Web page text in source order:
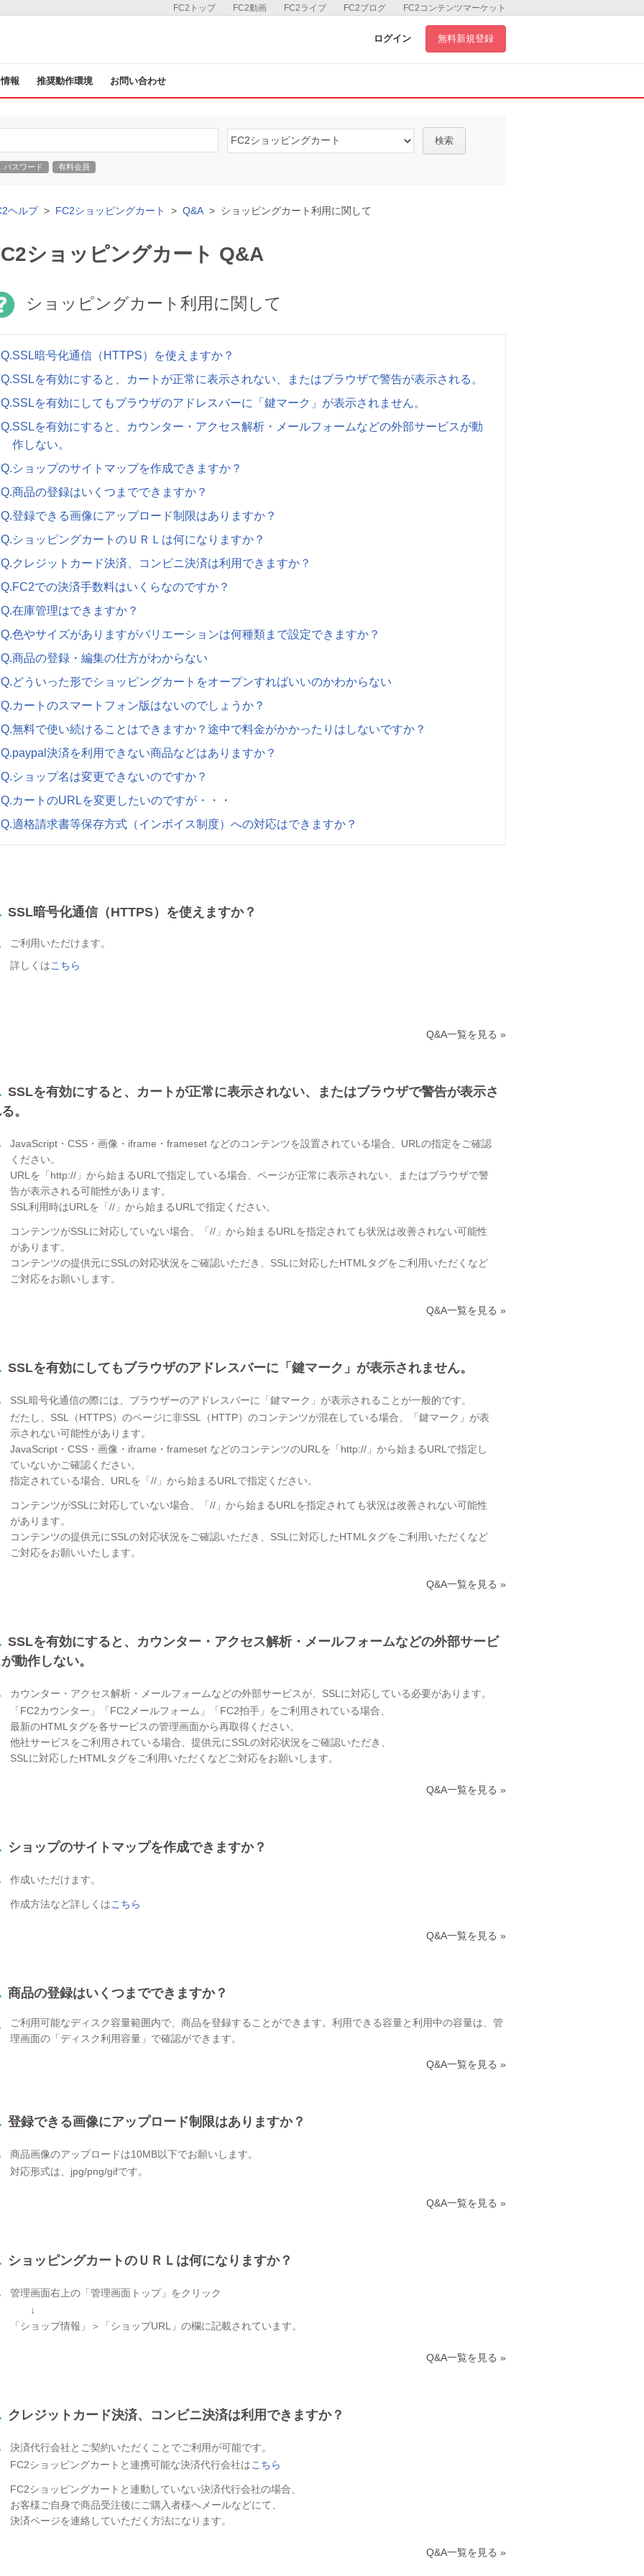
FC2コンテンツマーケット
FC2ブログ
FC2ライブ
FC2動画
FC2トップ
ログイン 無料新規登録
報 推奨動作環境 お問い合わせ
検索
パスワード 有料会員
ヘルプ FC2ショッピングカート Q&A ショッピングカート利用に関して
ショッピングカート Q&A
ショッピングカート利用に関して
Q.SSL暗号化通信（HTTPS）を使えますか？
Q.SSLを有効にすると、カートが正常に表示されない、またはブラウザで警告が表示される。
Q.SSLを有効にしてもブラウザのアドレスバーに「鍵マーク」が表示されません。
Q.SSLを有効にすると、カウンター・アクセス解析・メールフォームなどの外部サービスが動
作しない。
Q.ショップのサイトマップを作成できますか？
Q.商品の登録はいくつまでできますか？
Q.登録できる画像にアップロード制限はありますか？
Q.ショッピングカートのＵＲＬは何になりますか？
Q.クレジットカード決済、コンビニ決済は利用できますか？
Q.FC2での決済手数料はいくらなのですか？
Q.在庫管理はできますか？
Q.色やサイズがありますがバリエーションは何種類まで設定できますか？
Q.商品の登録・編集の仕方がわからない
Q.どういった形でショッピングカートをオープンすればいいのかわからない
Q.カートのスマートフォン版はないのでしょうか？
Q.無料で使い続けることはできますか？途中で料金がかかったりはしないですか？
Q.paypal決済を利用できない商品などはありますか？
Q.ショップ名は変更できないのですか？
Q.カートのURLを変更したいのですが・・・
Q.適格請求書等保存方式（インボイス制度）への対応はできますか？
SSL暗号化通信（HTTPS）を使えますか？
ご利用いただけます。
詳しくはこちら
Q&A一覧を見る »
SSLを有効にすると、カートが正常に表示されない、またはブラウザで警告が表示さ
。
JavaScript・CSS・画像・iframe・frameset などのコンテンツを設置されている場合、URLの指定をご確認
ください。
URLを「http://」から始まるURLで指定している場合、ページが正常に表示されない、またはブラウザで警
告が表示される可能性があります。
SSL利用時はURLを「//」から始まるURLで指定ください。
コンテンツがSSLに対応していない場合、「//」から始まるURLを指定されても状況は改善されない可能性
があります。
コンテンツの提供元にSSLの対応状況をご確認いただき、SSLに対応したHTMLタグをご利用いただくなど
ご対応をお願いします。
Q&A一覧を見る »
SSLを有効にしてもブラウザのアドレスバーに「鍵マーク」が表示されません。
SSL暗号化通信の際には、ブラウザーのアドレスバーに「鍵マーク」が表示されることが一般的です。
だたし、SSL（HTTPS）のページに非SSL（HTTP）のコンテンツが混在している場合、「鍵マーク」が表
示されない可能性があります。
JavaScript・CSS・画像・iframe・frameset などのコンテンツのURLを「http://」から始まるURLで指定し
ていないかご確認ください。
指定されている場合、URLを「//」から始まるURLで指定ください。
コンテンツがSSLに対応していない場合、「//」から始まるURLを指定されても状況は改善されない可能性
があります。
コンテンツの提供元にSSLの対応状況をご確認いただき、SSLに対応したHTMLタグをご利用いただくなど
ご対応をお願いいたします。
Q&A一覧を見る »
SSLを有効にすると、カウンター・アクセス解析・メールフォームなどの外部サービ
動作しない。
カウンター・アクセス解析・メールフォームなどの外部サービスが、SSLに対応している必要があります。
「FC2カウンター」「FC2メールフォーム」「FC2拍手」をご利用されている場合、
最新のHTMLタグを各サービスの管理画面から再取得ください。
他社サービスをご利用されている場合、提供元にSSLの対応状況をご確認いただき、
SSLに対応したHTMLタグをご利用いただくなどご対応をお願いします。
Q&A一覧を見る »
ショップのサイトマップを作成できますか？
作成いただけます。
作成方法など詳しくはこちら
Q&A一覧を見る »
商品の登録はいくつまでできますか？
ご利用可能なディスク容量範囲内で、商品を登録することができます。利用できる容量と利用中の容量は、管
理画面の「ディスク利用容量」で確認ができます。
Q&A一覧を見る »
登録できる画像にアップロード制限はありますか？
商品画像のアップロードは10MB以下でお願いします。
対応形式は、jpg/png/gifです。
Q&A一覧を見る »
ショッピングカートのＵＲＬは何になりますか？
管理画面右上の「管理画面トップ」をクリック
↓
「ショップ情報」＞「ショップURL」の欄に記載されています。
Q&A一覧を見る »
クレジットカード決済、コンビニ決済は利用できますか？
決済代行会社とご契約いただくことでご利用が可能です。
FC2ショッピングカートと連携可能な決済代行会社はこちら
FC2ショッピングカートと連動していない決済代行会社の場合、
お客様ご自身で商品受注後にご購入者様へメールなどにて、
決済ページを連絡していただく方法になります。
Q&A一覧を見る »